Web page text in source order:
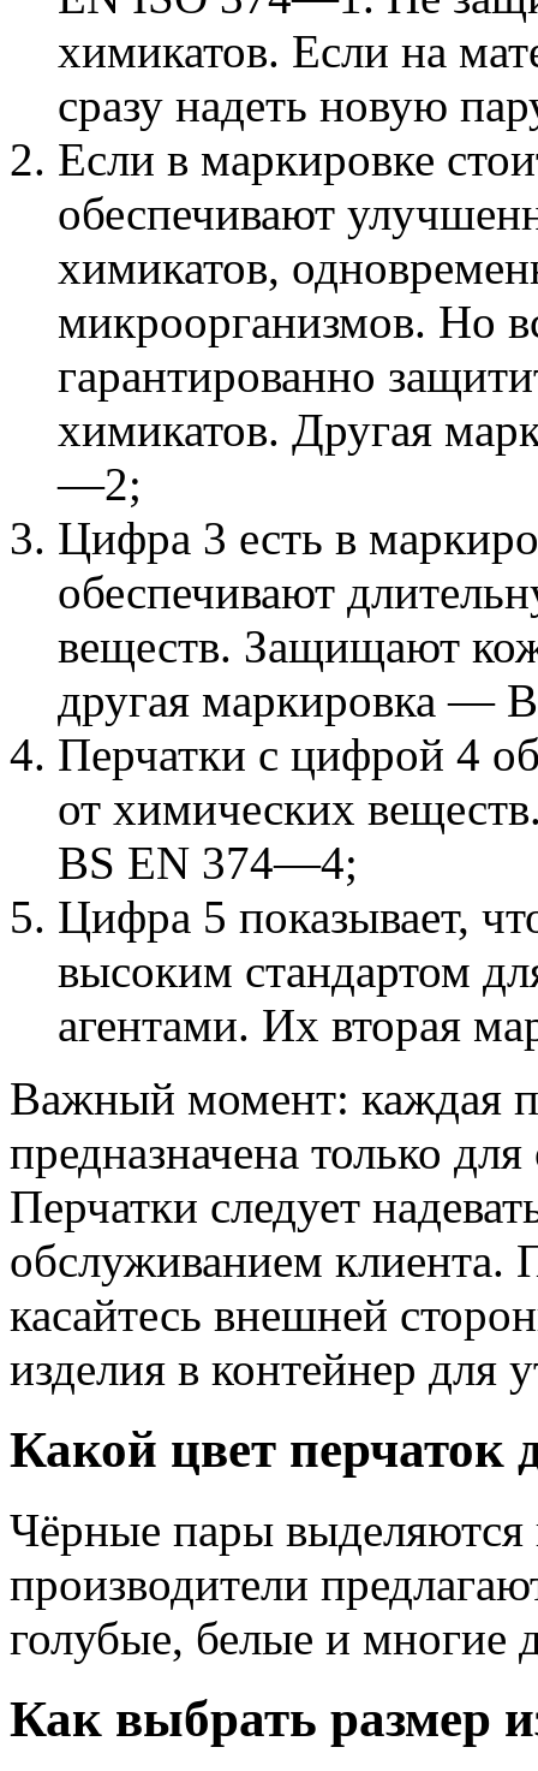
химикатов. Если на
сразу надеть новую
Если в маркировке
обеспечивают
химикатов,
микроорганизмов. Но
гарантированно
химикатов. Другая
—2;
Цифра 3 есть в
обеспечивают
веществ. Защищают
другая маркировка —
Перчатки с цифрой 4
от химических
BS EN 374—4;
Цифра 5 показывает,
высоким стандартом
агентами. Их вторая
Важный момент: каждая
предназначена только
Перчатки следует
обслуживанием клиента.
касайтесь внешней
изделия в контейнер для
Какой цвет
Чёрные пары
производители
голубые, белые и многие
Как выбрать размер